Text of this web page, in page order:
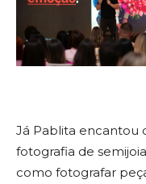
Já Pablita encantou
fotografia de
como fotografar